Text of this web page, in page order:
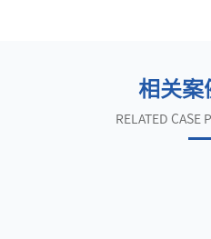
相关案
RELATED CASE